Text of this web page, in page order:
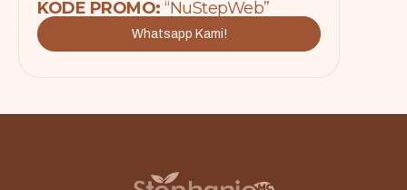
KODE PROMO:“NuStepWeb”
Whatsapp Kami!